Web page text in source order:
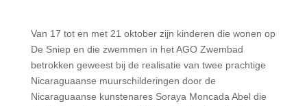
Van 17 tot en met 21 oktober zijn kinderen die wonen op
De Sniep en die zwemmen in het AGO Zwembad
betrokken geweest bij de realisatie van twee prachtige
Nicaraguaanse muurschilderingen door de
Nicaraguaanse kunstenares Soraya Moncada Abel die